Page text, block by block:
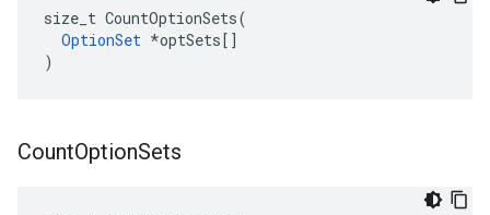
size_t CountOptionSets(
OptionSet *optSets[]
)
CountOptionSets